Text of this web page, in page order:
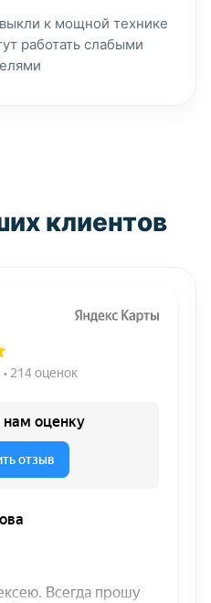
к мощной технике
работать слабыми
клиентов